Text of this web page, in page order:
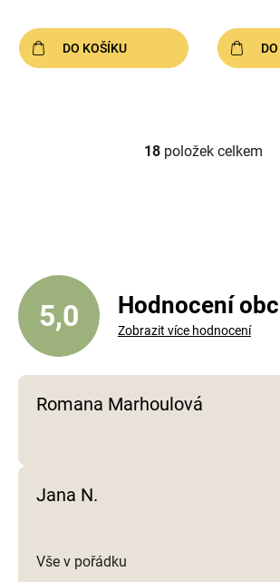
DO KOŠÍKU
O
í
p
r
k
y
18položek celkem
5,0 Hodnocení
Zobrazit více hodnocení
Romana Marhoulová
Jana N.
Vše v pořádku